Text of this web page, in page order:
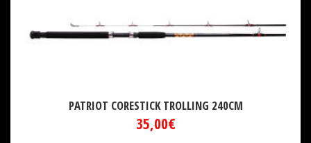
PATRIOT CORESTICK TROLLING 240CM
35,00€